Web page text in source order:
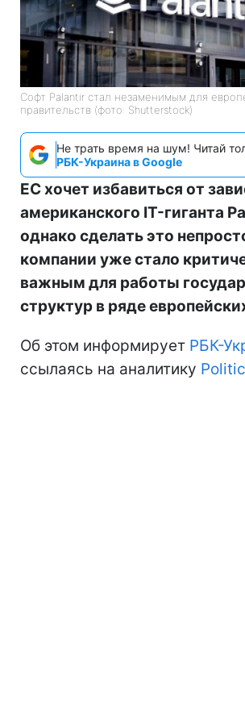
Софт Palantir стал незаменимым для
правительств (фото: Shutterstock)
Не трать время на шум! Читай
РБК-Украина в Google
ЕС хочет избавиться от
американского IT-гиганта
однако сделать это
компании уже стало
важным для работы
структур в ряде
Об этом информирует РБК-
ссылаясь на аналитику